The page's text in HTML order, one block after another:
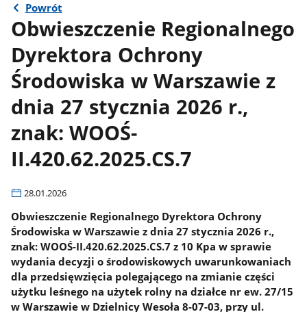
Powrót
Obwieszczenie Regionalnego
Dyrektora Ochrony
Środowiska w Warszawie z
dnia 27 stycznia 2026 r.,
znak: WOOŚ-
II.420.62.2025.CS.7
28.01.2026
Obwieszczenie Regionalnego Dyrektora Ochrony
Środowiska w Warszawie z dnia 27 stycznia 2026 r.,
znak: WOOŚ-II.420.62.2025.CS.7 z 10 Kpa w sprawie
wydania decyzji o środowiskowych uwarunkowaniach
dla przedsięwzięcia polegającego na zmianie części
użytku leśnego na użytek rolny na działce nr ew. 27/15
w Warszawie w Dzielnicy Wesoła 8-07-03, przy ul.